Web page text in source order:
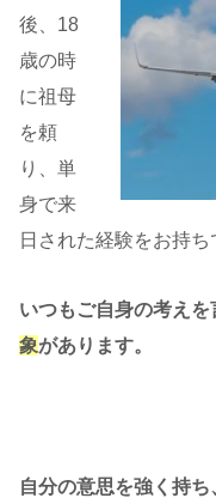
後、18
歳の時
に祖母
を頼
り、単
身で来
日された経験をお持ち
いつもご自身の考えを
象があります。
自分の意思を強く持